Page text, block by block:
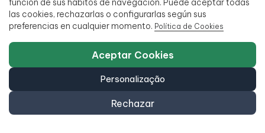
función de sus hábitos de navegación. Puede aceptar todas
las cookies, rechazarlas o configurarlas según sus
preferencias en cualquier momento. Política de Cookies
Rechazar
Personalização
Aceptar Cookies
Venda o seu telemóvel
Venda seu computador
Venda seu iPhone
A tua conta
Baixar minha fatura